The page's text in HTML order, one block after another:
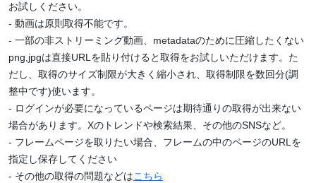
お試しください。
- 動画は原則取得不能です。
- 一部の非ストリーミング動画、metadataのために圧縮したくない
png,jpgは直接URLを貼り付けると取得をお試しいただけます。た
だし、取得のサイズ制限が大きく縮小され、取得制限を数回分(調
整中です)使います。
- ログインが必要になっているページは期待通りの取得が出来ない
場合があります。Xのトレンドや検索結果、その他のSNSなど。
- フレームページを取りたい場合、フレームの中のページのURLを
指定し保存してください
- その他の取得の問題などはこちら